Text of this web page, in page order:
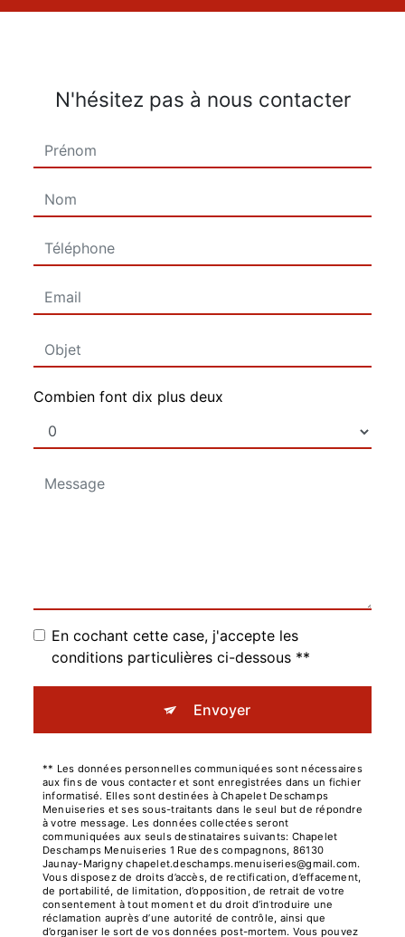
N'hésitez pas à nous contacter
Combien font dix plus deux
En cochant cette case, j'accepte les
conditions particulières ci-dessous **
Envoyer
** Les données personnelles communiquées sont nécessaires
aux fins de vous contacter et sont enregistrées dans un fichier
informatisé. Elles sont destinées à Chapelet Deschamps
Menuiseries et ses sous-traitants dans le seul but de répondre
à votre message. Les données collectées seront
communiquées aux seuls destinataires suivants: Chapelet
Deschamps Menuiseries 1 Rue des compagnons, 86130
Jaunay-Marigny chapelet.deschamps.menuiseries@gmail.com.
Vous disposez de droits d’accès, de rectification, d’effacement,
de portabilité, de limitation, d’opposition, de retrait de votre
consentement à tout moment et du droit d’introduire une
réclamation auprès d’une autorité de contrôle, ainsi que
d’organiser le sort de vos données post-mortem. Vous pouvez